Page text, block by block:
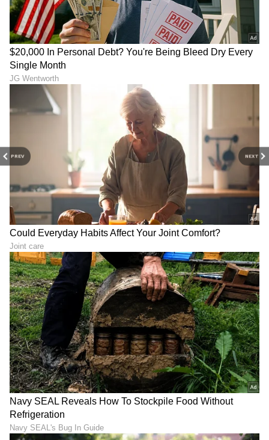
PREV NEXT
ನೀವು ಸಾಲದ ಬಾಧೆಗಳನ್ನು ಎದುರಿಸುತ್ತಿದ್ದರೆ, ಶುಕ್ರವಾರದ
ದಿನ ಜೀರಿಗೆಯನ್ನು ಒಂದು ಕೆಂಪು ಬಟ್ಟೆಯಲ್ಲಿ ಕಟ್ಟಿ ಮುಖ್ಯ
ದ್ವಾರಕ್ಕೆ (ಮುಂಭಾಗದ ಬಾಗಿಲಿಗೆ) ನೇತುಹಾಕಬೇಕಂತೆ.
ಇದರಿಂದ ಹಣದ ಸಮಸ್ಯೆಗಳು ಕಡಿಮೆಯಾಗುತ್ತವೆ.
7
Image Credit :
ಈ ಸಮಯದಲ್ಲೂ ಜೀರಿಗೆ ಉಪಯೋಗಕ್ಕೆ ಬರುತ್ತೆ
ಈ ಸಮಯದಲ್ಲೂ ಜೀರಿಗೆ ಉಪಯೋಗಕ್ಕೆ ಬರುತ್ತೆ
ಅಷ್ಟೇ ಅಲ್ಲದೆ, ಕೆಲವೊಮ್ಮೆ ಇತರರ ಕೆಟ್ಟ ದೃಷ್ಟಿ ಮನುಷ್ಯರ
ಮೇಲೆ ಹಾಗೂ ಅವರ ಮನೆಯ ಮೇಲೆ ಇರುತ್ತದೆ. ಇದರಿಂದ
ಅವರು ಯಾವುದೇ ಕೆಲಸ ಮಾಡಿದರೂ ಕೈಗೂಡುವುದಿಲ್ಲ.
ಅಂತಹ ಸಮಯದಲ್ಲಿಯೂ ಜೀರಿಗೆ ಕೆಲಸ ಮಾಡುತ್ತದಂತೆ.